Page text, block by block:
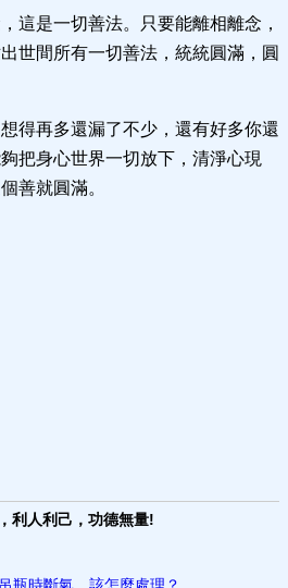
這是一切善法。只要能離相離念，
世間所有一切善法，統統圓滿，圓
得再多還漏了不少，還有好多你還
把身心世界一切放下，清淨心現
善就圓滿。
利人利己，功德無量!